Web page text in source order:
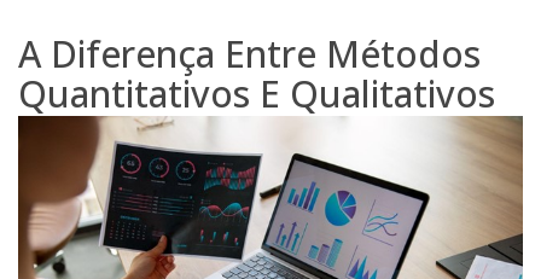
A Diferença Entre Métodos
Quantitativos E Qualitativos